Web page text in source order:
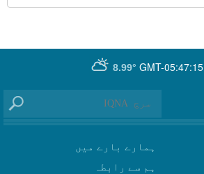
GMT-05:47:15
8.99°
ہمارے بارے میں
ہم سے رابطہ